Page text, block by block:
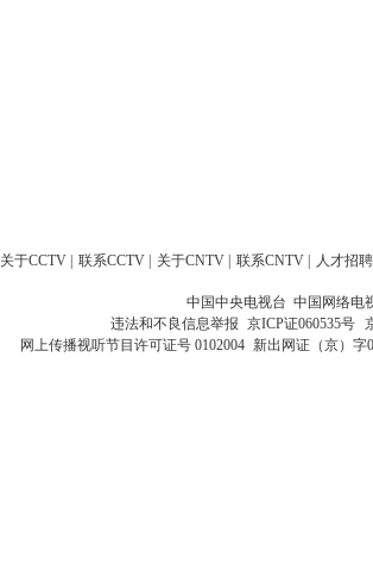
关于CCTV 联系CCTV 关于CNTV 联系CNTV 人才招聘
中国中央电视台 中国网络电
违法和不良信息举报 京ICP证060535号
网上传播视听节目许可证号 0102004 新出网证（京）